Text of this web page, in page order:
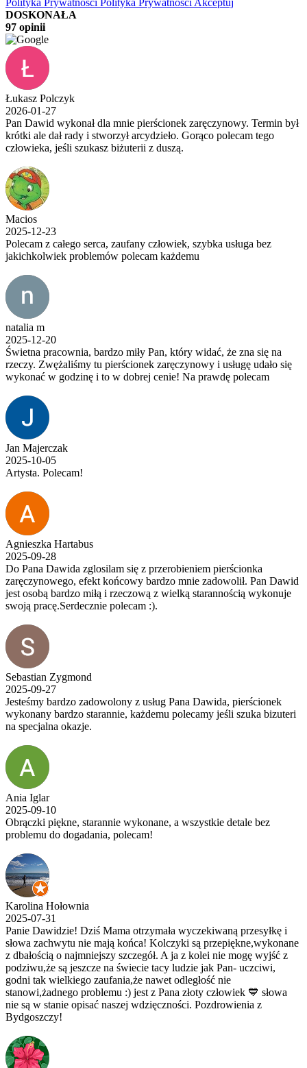
Polityka Prywatności Polityka Prywatności Akceptuj
DOSKONAŁA
97 opinii
Łukasz Polczyk
2026-01-27
Pan Dawid wykonał dla mnie pierścionek zaręczynowy. Termin był
krótki ale dał rady i stworzył arcydzieło. Gorąco polecam tego
człowieka, jeśli szukasz biżuterii z duszą.
Macios
2025-12-23
Polecam z całego serca, zaufany człowiek, szybka usługa bez
jakichkolwiek problemów polecam każdemu
natalia m
2025-12-20
Świetna pracownia, bardzo miły Pan, który widać, że zna się na
rzeczy. Zwężaliśmy tu pierścionek zaręczynowy i usługę udało się
wykonać w godzinę i to w dobrej cenie! Na prawdę polecam
Jan Majerczak
2025-10-05
Artysta. Polecam!
Agnieszka Hartabus
2025-09-28
Do Pana Dawida zglosilam się z przerobieniem pierścionka
zaręczynowego, efekt końcowy bardzo mnie zadowolił. Pan Dawid
jest osobą bardzo miłą i rzeczową z wielką starannością wykonuje
swoją pracę.Serdecznie polecam :).
Sebastian Zygmond
2025-09-27
Jesteśmy bardzo zadowolony z usług Pana Dawida, pierścionek
wykonany bardzo starannie, każdemu polecamy jeśli szuka bizuteri
na specjalna okazje.
Ania Iglar
2025-09-10
Obrączki piękne, starannie wykonane, a wszystkie detale bez
problemu do dogadania, polecam!
Karolina Hołownia
2025-07-31
Panie Dawidzie! Dziś Mama otrzymała wyczekiwaną przesyłkę i
słowa zachwytu nie mają końca! Kolczyki są przepiękne,wykonane
z dbałością o najmniejszy szczegół. A ja z kolei nie mogę wyjść z
podziwu,że są jeszcze na świecie tacy ludzie jak Pan- uczciwi,
godni tak wielkiego zaufania,że nawet odległość nie
stanowi,żadnego problemu :) jest z Pana złoty człowiek 💙 słowa
nie są w stanie opisać naszej wdzięczności. Pozdrowienia z
Bydgoszczy!